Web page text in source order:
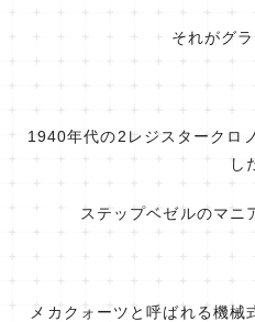
それがグ
1940年代の2レジスタークロ
し
ステップベゼルのマニ
メカクォーツと呼ばれる機